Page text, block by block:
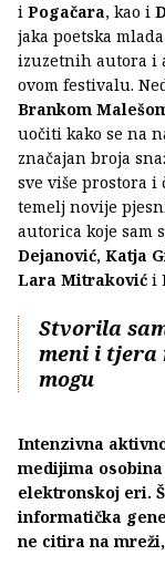
i Pogačara, kao i
jaka poetska
izuzetnih autora i
ovom festivalu.
Brankom
uočiti kako se na
značajan broja
sve više prostora
temelj novije
autorica koje sam
Dejanović, Katja
Lara Mitraković i
Stvorila
meni i tjera
mogu
Intenzivna
medijima
elektronskoj eri.
informatička
ne citira na